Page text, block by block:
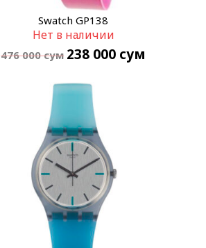
Swatch GP138
Нет в наличии
476 000сум 238 000 сум